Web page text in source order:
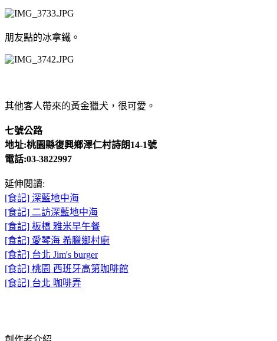
朋友點的冰拿鐵。
其他客人帶來的黃金獵犬，很可愛。
七號公路
地址:桃園縣復興鄉澤仁村詩朗14-1號
電話:03-3822997
延伸閱讀:
[食記] 深藍地中海
[食記] 二訪深藍地中海
[食記] 板橋 雅米早午餐
[食記] 愛琴海 希臘鄉村廚
[食記] 台北 Jim's burger
[食記] 桃園 西班牙高第咖啡館
[食記] 台北 咖啡弄